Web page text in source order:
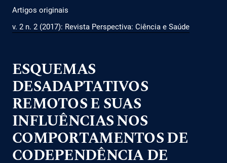
Artigos originais
v. 2 n. 2 (2017): Revista Perspectiva: Ciência e Saúde
ESQUEMAS
DESADAPTATIVOS
REMOTOS E SUAS
INFLUÊNCIAS NOS
COMPORTAMENTOS DE
CODEPENDÊNCIA DE